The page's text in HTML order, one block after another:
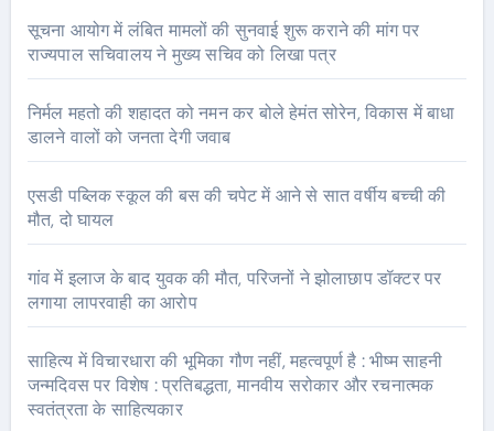
सूचना आयोग में लंबित मामलों की सुनवाई शुरू कराने की मांग पर
राज्यपाल सचिवालय ने मुख्य सचिव को लिखा पत्र
निर्मल महतो की शहादत को नमन कर बोले हेमंत सोरेन, विकास में बाधा
डालने वालों को जनता देगी जवाब
एसडी पब्लिक स्कूल की बस की चपेट में आने से सात वर्षीय बच्ची की
मौत, दो घायल
गांव में इलाज के बाद युवक की मौत, परिजनों ने झोलाछाप डॉक्टर पर
लगाया लापरवाही का आरोप
साहित्य में विचारधारा की भूमिका गौण नहीं, महत्वपूर्ण है : भीष्म साहनी
जन्मदिवस पर विशेष : प्रतिबद्धता, मानवीय सरोकार और रचनात्मक
स्वतंत्रता के साहित्यकार